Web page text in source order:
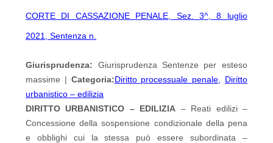
CORTE DI CASSAZIONE PENALE, Sez. 3^, 8 luglio
2021, Sentenza n.
Giurisprudenza: Giurisprudenza Sentenze per esteso
massime | Categoria:Diritto processuale penale
Diritto
urbanistico – edilizia
DIRITTO URBANISTICO – EDILIZIA – Reati edilizi –
Concessione della sospensione condizionale della pena
e obblighi cui la stessa può essere subordinata –